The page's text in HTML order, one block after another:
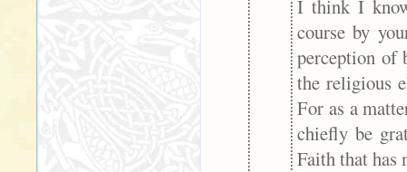
I think I
course by
perception of
the religious
For as a
chiefly be
Faith that has